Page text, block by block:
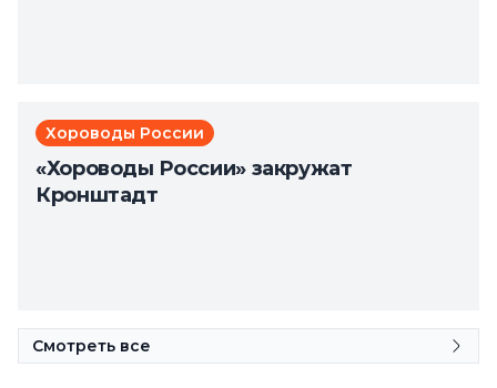
Хороводы России
«Хороводы России» закружат
Кронштадт
Смотреть все